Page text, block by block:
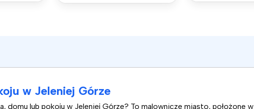
w Jeleniej Górze
domu lub pokoju w Jeleniej Górze? To malownicze miasto, położone w